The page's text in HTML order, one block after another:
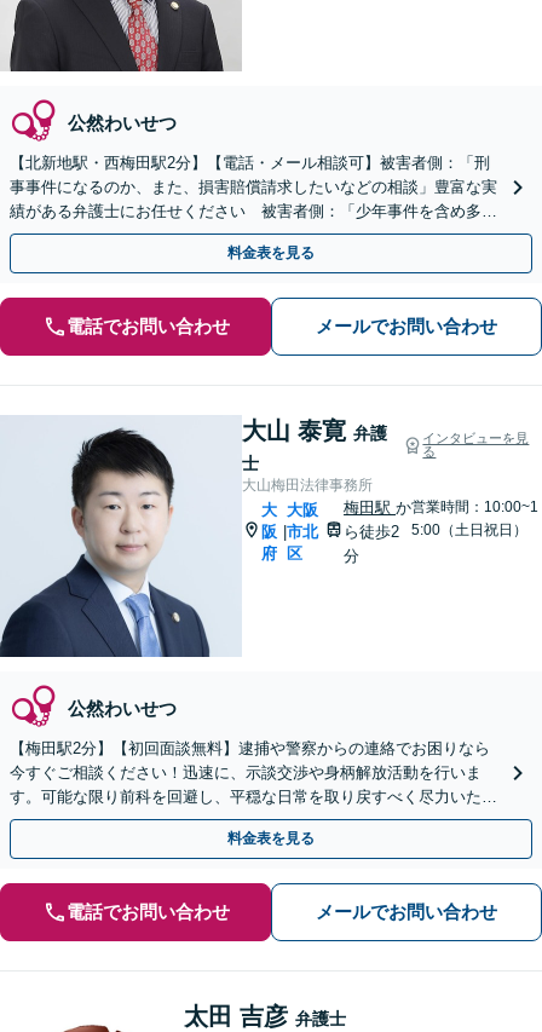
公然わいせつ
【北新地駅・西梅田駅2分】【電話・メール相談可】被害者側：「刑
事事件になるのか、また、損害賠償請求したいなどの相談」豊富な実
績がある弁護士にお任せください 被害者側：「少年事件を含め多く
の事件を経験」豊富な実績が豊富な弁護士にお任せください
料金表を見る
電話でお問い合わせ メールでお問い合わせ
大山 泰寛 弁護
士
インタビューを見
る
大山梅田法律事務所
大
阪
府
|
大阪
市北
区
梅田駅か
ら徒歩2
分
営業時間：10:00~1
5:00（土日祝日）
公然わいせつ
【梅田駅2分】【初回面談無料】逮捕や警察からの連絡でお困りなら
今すぐご相談ください！迅速に、示談交渉や身柄解放活動を行いま
す。可能な限り前科を回避し、平穏な日常を取り戻すべく尽力いたし
ます【休日・夜間相談可】
料金表を見る
電話でお問い合わせ メールでお問い合わせ
太田 吉彦 弁護士